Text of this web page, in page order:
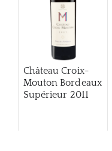
Château Croix-
Mouton Bordeaux
Supérieur 2011